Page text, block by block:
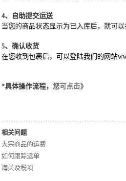
4、
自助提交运送
当您的商品状态显示为已入库后，就可
5、 确认收货
在您收到包裹后，可以登陆我们的网站
*具体操作流程， 您可点击》
相关问题
大宗商品的运费
如何跟踪运单
海关及税项